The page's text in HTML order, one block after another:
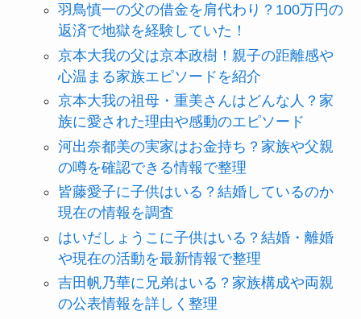
羽鳥慎一の父の借金を肩代わり？100万円の
返済で地獄を経験していた！
京本大我の父は京本政樹！親子の距離感や
心温まる家族エピソードを紹介
京本大我の祖母・重美さんはどんな人？家
族に愛された理由や感動のエピソード
河出奈都美の実家はお金持ち？家族や父親
の噂を確認できる情報で整理
皆藤愛子に子供はいる？結婚しているのか
現在の情報を調査
はいだしょうこに子供はいる？結婚・離婚
や現在の活動を最新情報で整理
吉田帆乃華に兄弟はいる？家族構成や両親
の公表情報を詳しく整理